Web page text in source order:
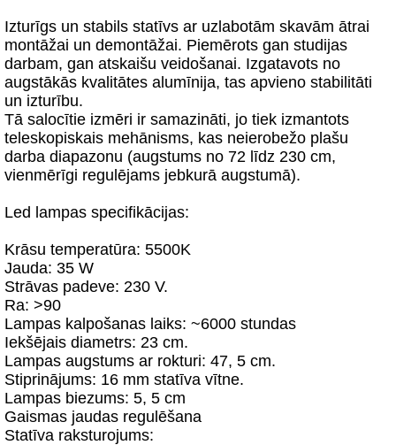
Izturīgs un stabils statīvs ar uzlabotām skavām ātrai
montāžai un demontāžai. Piemērots gan studijas
darbam, gan atskaišu veidošanai. Izgatavots no
augstākās kvalitātes alumīnija, tas apvieno stabilitāti
un izturību.
Tā salocītie izmēri ir samazināti, jo tiek izmantots
teleskopiskais mehānisms, kas neierobežo plašu
darba diapazonu (augstums no 72 līdz 230 cm,
vienmērīgi regulējams jebkurā augstumā).
Led lampas specifikācijas:
Krāsu temperatūra: 5500K
Jauda: 35 W
Strāvas padeve: 230 V.
Ra: >90
Lampas kalpošanas laiks: ~6000 stundas
Iekšējais diametrs: 23 cm.
Lampas augstums ar rokturi: 47, 5 cm.
Stiprinājums: 16 mm statīva vītne.
Lampas biezums: 5, 5 cm
Gaismas jaudas regulēšana
Statīva raksturojums: